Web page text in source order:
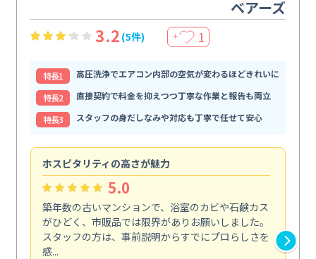
ベアーズ
3.2 (5件) ＋ 1
特⻑1
高圧洗浄でエアコン内部の空気が変わるほどきれいに
特⻑2
直接契約で料金を抑えつつ丁寧な作業と報告も両立
特⻑3
スタッフの身だしなみや対応も丁寧で任せて安心
ホスピタリティの高さが魅力
5.0
築年数の古いマンションで、浴室のカビや石鹸カス
がひどく、市販品では限界がありお願いしました。
スタッフの方は、事前説明からすでにプロらしさを
感...